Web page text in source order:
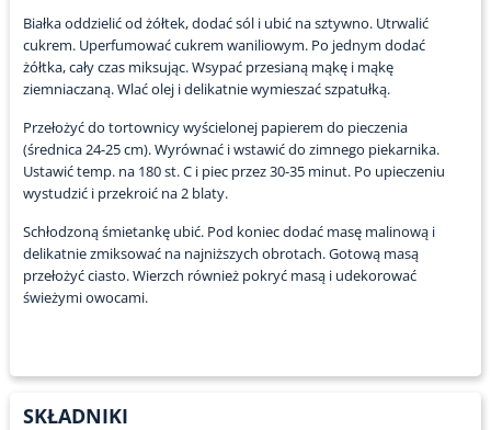
Białka oddzielić od żółtek, dodać sól i ubić na sztywno. Utrwalić
cukrem. Uperfumować cukrem waniliowym. Po jednym dodać
żółtka, cały czas miksując. Wsypać przesianą mąkę i mąkę
ziemniaczaną. Wlać olej i delikatnie wymieszać szpatułką.
Przełożyć do tortownicy wyścielonej papierem do pieczenia
(średnica 24-25 cm). Wyrównać i wstawić do zimnego piekarnika.
Ustawić temp. na 180 st. C i piec przez 30-35 minut. Po upieczeniu
wystudzić i przekroić na 2 blaty.
Schłodzoną śmietankę ubić. Pod koniec dodać masę malinową i
delikatnie zmiksować na najniższych obrotach. Gotową masą
przełożyć ciasto. Wierzch również pokryć masą i udekorować
świeżymi owocami.
SKŁADNIKI